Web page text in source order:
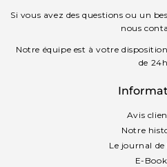
Si vous avez des questions ou un
nous
Notre équipe est à votre
de
Avis
Notre
Le journal
E-Book